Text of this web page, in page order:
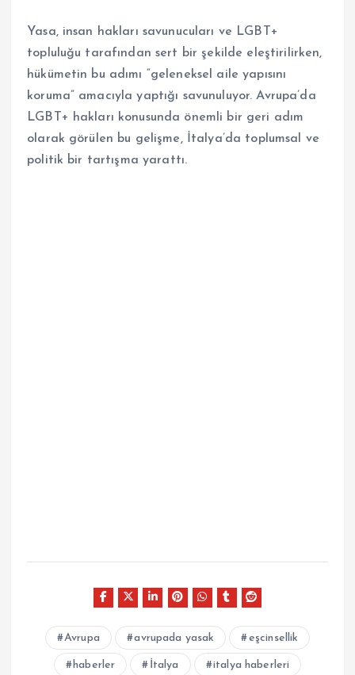
Yasa, insan hakları savunucuları ve LGBT+
topluluğu tarafından sert bir şekilde eleştirilirken,
hükümetin bu adımı “geleneksel aile yapısını
koruma” amacıyla yaptığı savunuluyor. Avrupa’da
LGBT+ hakları konusunda önemli bir geri adım
olarak görülen bu gelişme, İtalya’da toplumsal ve
politik bir tartışma yarattı.
Avrupa avrupada yasak eşcinsellik
haberler İtalya italya haberleri